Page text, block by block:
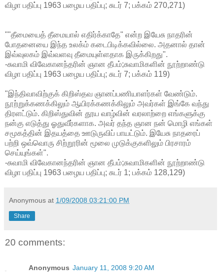
விழா பதிப்பு 1963 பழைய பதிப்பு; சுடர் 7; பக்கம் 270,271)
""தீமையைத் தீமையால் எதிர்க்காதே" என்ற இயேசு நாதரின்
போதனையை இந்த உலக்ம் கடைபிடிக்கவில்லை. அதனால் தான்
இவ்வுலகம் இவ்வளவு தீமையுள்ளதாக இருக்கிறது".
-சுவாமி விவேகானந்தரின் ஞான தீபம்;சுவாமிகளின் நூற்றாண்டு
விழா பதிப்பு 1963 பழைய பதிப்பு; சுடர் 7; பக்கம் 119)
"இந்திவாவிற்குக் கிறிஸ்தவ ஞானப்பணியாளர்கள் வேண்டும்.
நூற்றுக்கணக்கிலும் ஆயிரக்கணக்கிலும் அவர்கள் இங்கே வந்து
திரளட்டும். கிறிஸ்துவின் தூய வாழ்வின் வரலாற்றை எங்களுக்கு
நன்கு எடுத்து ஓதுவீர்களாக. அவர் தந்த ஞான நன் மொழி எங்கள்
சமூகத்தின் இதயத்தை ஊடுருவிப் பாயட்டும். இயேசு நாதரைப்
பற்றி ஒவ்வொரு சிற்றூரின் மூலை முடுக்குகளிலும் பிரசாரம்
செய்யுங்கள்".
-சுவாமி விவேகானந்தரின் ஞான தீபம்;சுவாமிகளின் நூற்றாண்டு
விழா பதிப்பு 1963 பழைய பதிப்பு; சுடர் 1; பக்கம் 128,129)
Anonymous at 1/09/2008 03:21:00 PM
Share
20 comments:
Anonymous January 11, 2008 9:20 AM